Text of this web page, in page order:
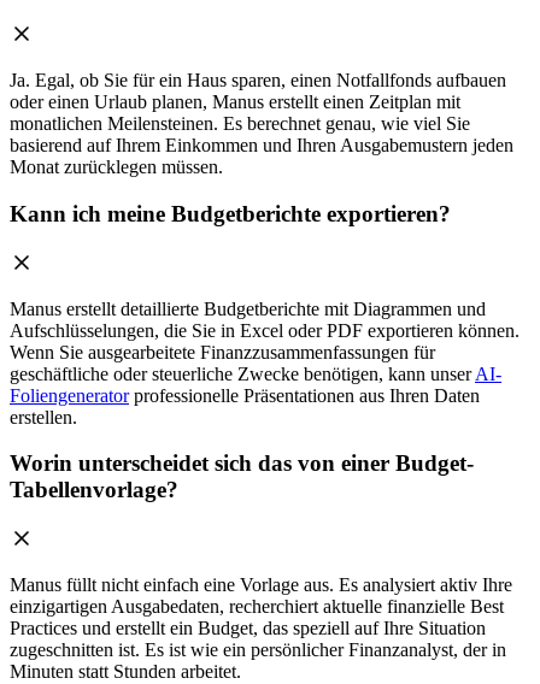
Ja. Egal, ob Sie für ein Haus sparen, einen Notfallfonds aufbauen
oder einen Urlaub planen, Manus erstellt einen Zeitplan mit
monatlichen Meilensteinen. Es berechnet genau, wie viel Sie
basierend auf Ihrem Einkommen und Ihren Ausgabemustern jeden
Monat zurücklegen müssen.
Kann ich meine Budgetberichte exportieren?
Manus erstellt detaillierte Budgetberichte mit Diagrammen und
Aufschlüsselungen, die Sie in Excel oder PDF exportieren können.
Wenn Sie ausgearbeitete Finanzzusammenfassungen für
geschäftliche oder steuerliche Zwecke benötigen, kann unserAI-
Foliengeneratorprofessionelle Präsentationen aus Ihren Daten
erstellen.
Worin unterscheidet sich das von einer Budget-
Tabellenvorlage?
Manus füllt nicht einfach eine Vorlage aus. Es analysiert aktiv Ihre
einzigartigen Ausgabedaten, recherchiert aktuelle finanzielle Best
Practices und erstellt ein Budget, das speziell auf Ihre Situation
zugeschnitten ist. Es ist wie ein persönlicher Finanzanalyst, der in
Minuten statt Stunden arbeitet.